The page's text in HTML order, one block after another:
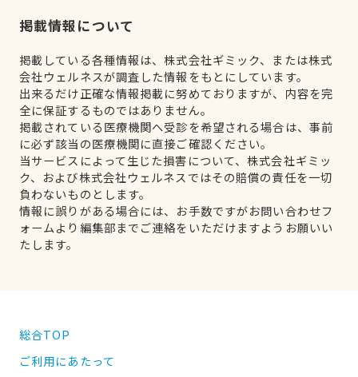
掲載情報について
掲載している各種情報は、株式会社ギミック、または株式
会社ウェルネスが調査した情報をもとにしています。
出来るだけ正確な情報掲載に努めておりますが、内容を完
全に保証するものではありません。
掲載されている医療機関へ受診を希望される場合は、事前
に必ず該当の医療機関に直接ご確認ください。
当サービスによって生じた損害について、株式会社ギミッ
ク、および株式会社ウェルネスではその賠償の責任を一切
負わないものとします。
情報に誤りがある場合には、お手数ですがお問い合わせフ
ォームより編集部までご連絡をいただけますようお願いい
たします。
総合TOP
ご利用にあたって